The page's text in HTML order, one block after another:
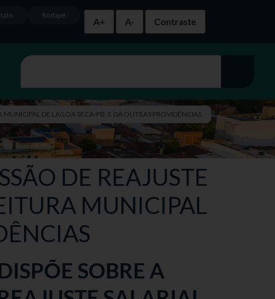
A+
A- Contraste
Rodapé
MUNICIPAL DE LAGOA SECA-PB, E DÁ OUTRAS PROVIDÊNCIAS
DE REAJUSTE
MUNICIPAL
SOBRE A